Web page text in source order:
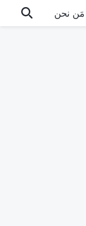
مَن نحن